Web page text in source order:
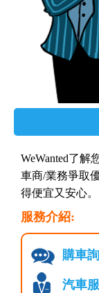
WeWanted了
車商/業務爭取
得便宜又安心。
服務介紹:
購車
汽車